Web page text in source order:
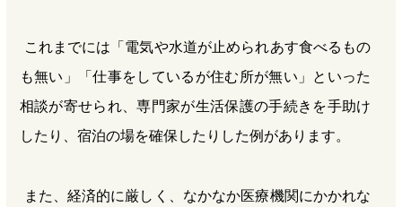
これまでには「電気や水道が止められあす食べるもの
も無い」「仕事をしているが住む所が無い」といった
相談が寄せられ、専門家が生活保護の手続きを手助け
したり、宿泊の場を確保したりした例があります。
また、経済的に厳しく、なかなか医療機関にかかれな